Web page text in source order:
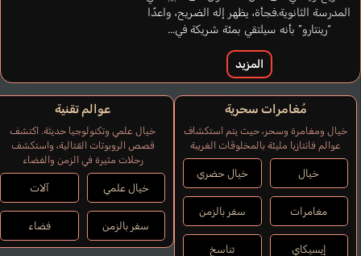
إنجليزي برتغالي
Kuwahara Yuuki
المدرسة الثانوية.فجأة، يظهر إله الضريح، واعدًا
“رينتارو” بأنه سيلتقي بمئة شريكة في...
المزيد
مُغامرات سحرية
خيال ومغامرة وسحر، حيث يتم استكشاف
عوالم فانتازيا مليئة بالمخلوقات الغريبة
خيال خيال حضري
مغامرات سفر بالزمن
إيسيكاي تناسخ
عوالم تقنية
خيال علمي وتكنولوجيا حديثة. اكتشف
قصص الروبوتات القتالية، واستكشف
رحلات مثيرة في الزمن والفضاء
خيال علمي آلات
سفر بالزمن فضاء